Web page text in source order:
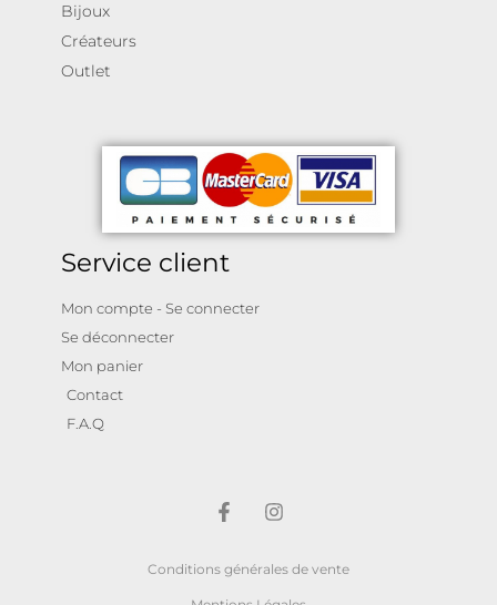
Bijoux
Créateurs
Outlet
Service client
Mon compte - Se connecter
Se déconnecter
Mon panier
Contact
F.A.Q
Conditions générales de vente